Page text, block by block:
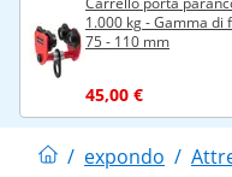
1.000 kg - Gamma di
75 - 110 mm
45,00 €
/ expondo /